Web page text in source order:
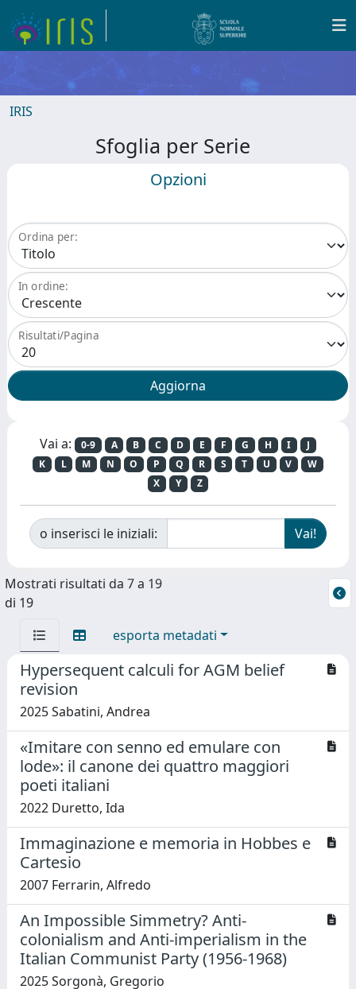
IRIS
Sfoglia per Serie
Opzioni
Ordina per:
In ordine:
Risultati/Pagina
Vai a: 0-9 A B C D E F G H I
J
K
L M N O P Q R S T U V
W
X
Y Z
o inserisci le iniziali:
Mostrati risultati da 7 a 19
di 19
esporta metadati
Hypersequent calculi for AGM belief
revision
2025 Sabatini, Andrea
«Imitare con senno ed emulare con
lode»: il canone dei quattro maggiori
poeti italiani
2022 Duretto, Ida
Immaginazione e memoria in Hobbes e
Cartesio
2007 Ferrarin, Alfredo
An Impossible Simmetry? Anti-
colonialism and Anti-imperialism in the
Italian Communist Party (1956-1968)
2025 Sorgonà, Gregorio